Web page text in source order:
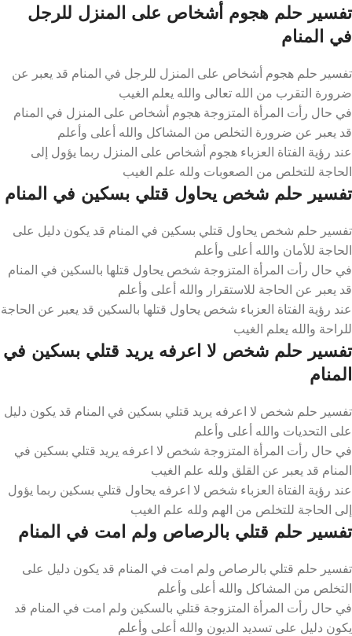
تفسير حلم هجوم أشخاص على المنزل للرجل
في المنام
تفسير حلم هجوم أشخاص على المنزل للرجل في المنام قد يعبر عن
ضرورة التقرب من الله تعالى والله يعلم الغيب
في حال رأت المرأة المتزوجة هجوم أشخاص على المنزل في المنام
قد يعبر عن ضرورة التخلص من المشاكل والله أعلى وأعلم
عند رؤية الفتاة العزباء هجوم أشخاص على المنزل ربما يؤول إلى
الحاجة للتخلص من الصعوبات ولله علم الغيب
تفسير حلم شخص يحاول قتلي بسكين في المنام
تفسير حلم شخص يحاول قتلي بسكين في المنام قد يكون دليل على
الحاجة للأمان والله أعلى وأعلم
في حال رأت المرأة المتزوجة شخص يحاول قتلها بالسكين في المنام
قد يعبر عن الحاجة للاستقرار والله أعلى وأعلم
عند رؤية الفتاة العزباء شخص يحاول قتلها بالسكين قد يعبر عن الحاجة
للراحة والله يعلم الغيب
تفسير حلم شخص لا اعرفه يريد قتلي بسكين في
المنام
تفسير حلم شخص لا اعرفه يريد قتلي بسكين في المنام قد يكون دليل
على التحديات والله أعلى وأعلم
في حال رأت المرأة المتزوجة شخص لا اعرفه يريد قتلي بسكين في
المنام قد يعبر عن القلق ولله علم الغيب
عند رؤية الفتاة العزباء شخص لا اعرفه يحاول قتلي بسكين ربما يؤول
إلى الحاجة للتخلص من الهم ولله علم الغيب
تفسير حلم قتلي بالرصاص ولم امت في المنام
تفسير حلم قتلي بالرصاص ولم امت في المنام قد يكون دليل على
التخلص من المشاكل والله أعلى وأعلم
في حال رأت المرأة المتزوجة قتلي بالسكين ولم امت في المنام قد
يكون دليل على تسديد الديون والله أعلى وأعلم